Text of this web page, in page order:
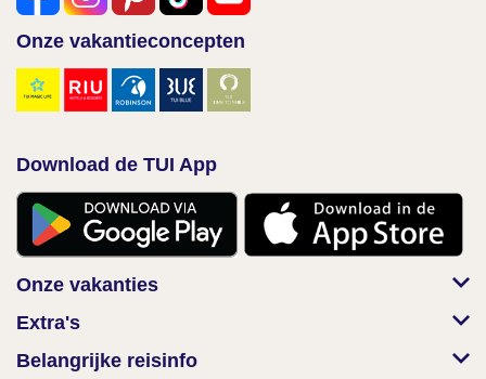
Onze vakantieconcepten
Download de TUI App
Onze vakanties
Extra's
Belangrijke reisinfo